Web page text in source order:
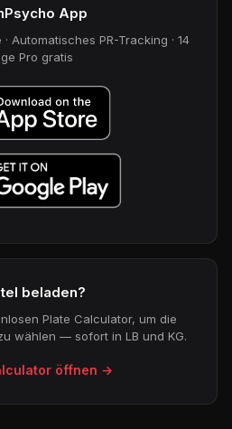
App
Automatisches PR-Tracking · 14
Pro gratis
beladen?
Plate Calculator, um die
wählen — sofort in LB und KG.
öffnen →